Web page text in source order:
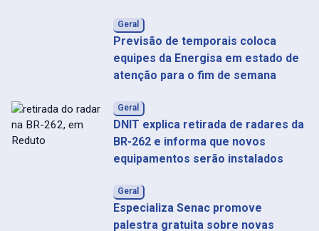
Geral
Previsão de temporais coloca
equipes da Energisa em estado de
atenção para o fim de semana
Geral
DNIT explica retirada de radares da
BR-262 e informa que novos
equipamentos serão instalados
Geral
Especializa Senac promove
palestra gratuita sobre novas